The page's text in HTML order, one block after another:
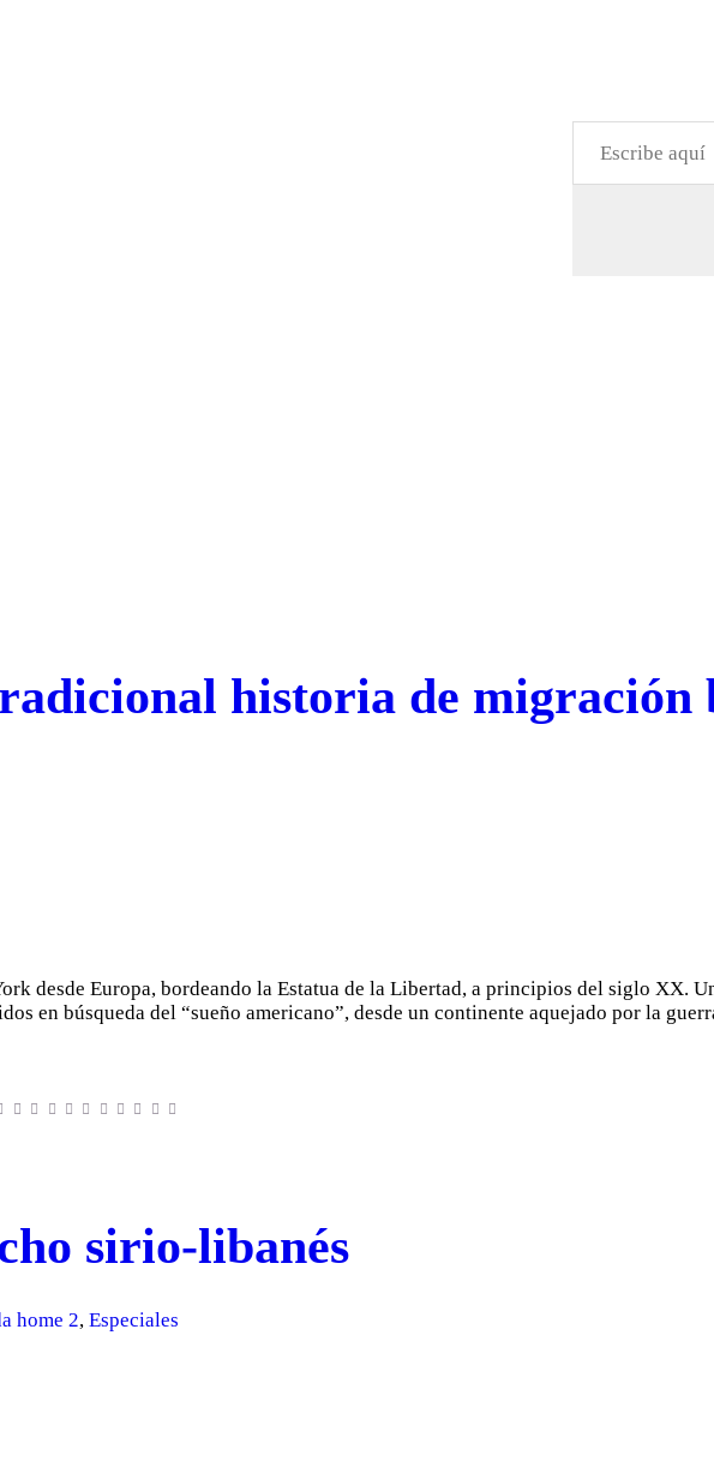
historia de migración
desde Europa, bordeando la Estatua de la Libertad, a principios del siglo XX.
en búsqueda del “sueño americano”, desde un continente aquejado por la
sirio-libanés
home 2,Especiales